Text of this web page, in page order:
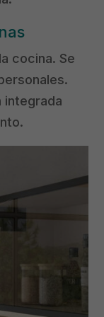
cocina. Se
integrada